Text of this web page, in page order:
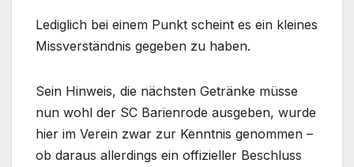
Lediglich bei einem Punkt scheint es ein kleines
Missverständnis gegeben zu haben.
Sein Hinweis, die nächsten Getränke müsse
nun wohl der SC Barienrode ausgeben, wurde
hier im Verein zwar zur Kenntnis genommen –
ob daraus allerdings ein offizieller Beschluss